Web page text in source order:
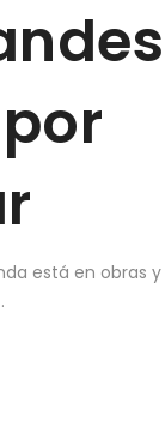
está en obras y